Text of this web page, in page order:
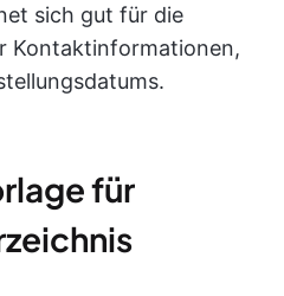
sich gut für die
Kontaktinformationen,
für